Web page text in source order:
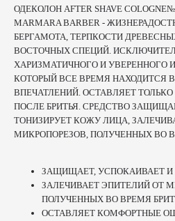
ОДЕКОЛОН AFTER SHAVE
MARMARA BARBER -
БЕРГАМОТА, ТЕРПКОСТИ
ВОСТОЧНЫХ СПЕЦИЙ.
ХАРИЗМАТИЧНОГО И УВЕРЕННОГО
КОТОРЫЙ ВСЕ ВРЕМЯ НАХОДИТСЯ
ВПЕЧАТЛЕНИЙ. ОСТАВЛЯЕТ
ПОСЛЕ БРИТЬЯ. СРЕДСТВО
ТОНИЗИРУЕТ КОЖУ ЛИЦА,
МИКРОПОРЕЗОВ, ПОЛУЧЕННЫХ ВО
ЗАЩИЩАЕТ, УСПОКАИВАЕТ
ЗАЛЕЧИВАЕТ ЭПИТЕЛИЙ ОТ
ПОЛУЧЕННЫХ ВО ВРЕМЯ
ОСТАВЛЯЕТ КОМФОРТНЫЕ